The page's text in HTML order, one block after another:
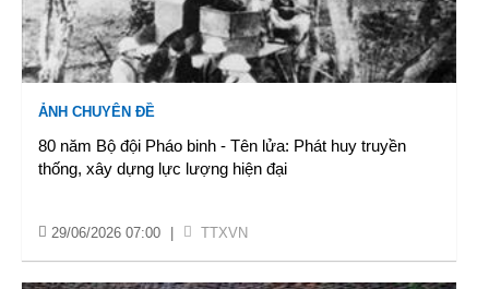
ẢNH CHUYÊN ĐỀ
80 năm Bộ đội Pháo binh - Tên lửa: Phát huy truyền
thống, xây dựng lực lượng hiện đại
29/06/2026 07:00 TTXVN